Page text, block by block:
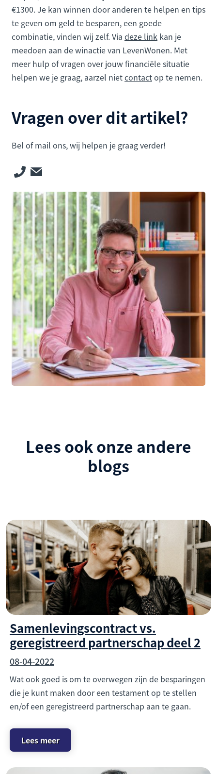
€1300. Je kan winnen door anderen te helpen en tips
te geven om geld te besparen, een goede
combinatie, vinden wij zelf. Via deze link kan je
meedoen aan de winactie van LevenWonen. Met
meer hulp of vragen over jouw financiële situatie
helpen we je graag, aarzel nietcontactop te nemen.
Vragen over dit artikel?
Bel of mail ons, wij helpen je graag verder!
Lees ook onze andere
blogs
Samenlevingscontract vs.
geregistreerd partnerschap deel 2
08-04-2022
Wat ook goed is om te overwegen zijn de besparingen
die je kunt maken door een testament op te stellen
en/of een geregistreerd partnerschap aan te gaan.
Lees meer